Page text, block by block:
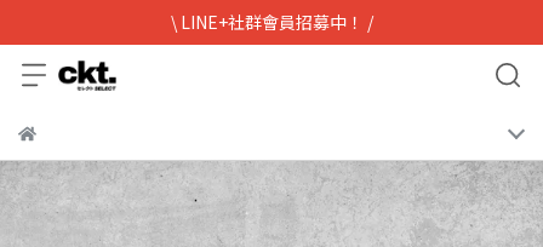
\ LINE+社群會員招募中！ /